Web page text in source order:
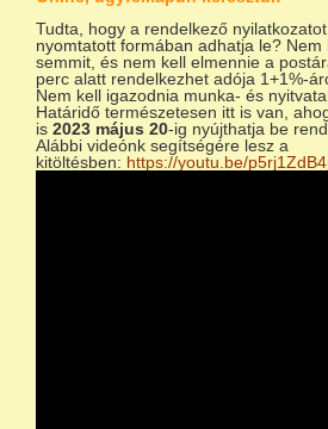
Tudta, hogy a rendelkező
nyomtatott formában adhatja le? Nem
semmit, és nem kell elmennie a
perc alatt rendelkezhet adója 1+1%-
Nem kell igazodnia munka- és
Határidő természetesen itt is van,
is 2023 május 20-ig nyújthatja be
Alábbi videónk segítségére lesz a
kitöltésben: https://youtu.be/